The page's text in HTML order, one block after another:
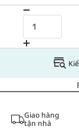
Giao hàng
tận nhà